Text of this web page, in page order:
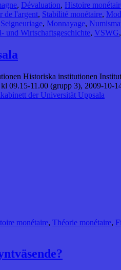
, Dévaluation, Histoire
de l'argent, Stabilité monétaire,
Seigneuriage, Monnayage,
und Wirtschaftsgeschichte, VSWG,
Historiska institutionen
11.00 (grupp 3), 2009-
der Universität Uppsala
monétaire, Théorie monétaire,